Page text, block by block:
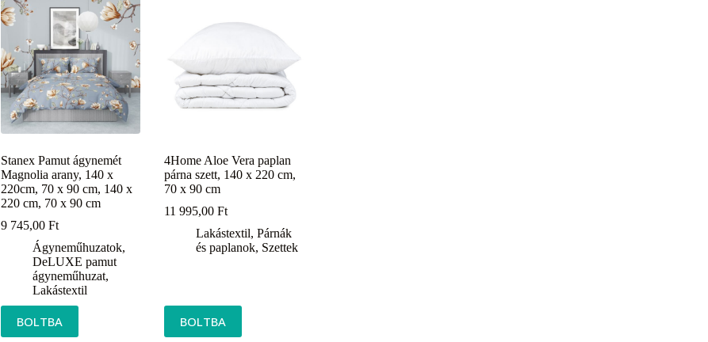
Stanex Pamut ágynemét
Magnolia arany, 140 x
220cm, 70 x 90 cm, 140 x
220 cm, 70 x 90 cm
9 745,00Ft
Ágyneműhuzatok,
DeLUXE pamut
ágyneműhuzat,
Lakástextil
BOLTBA
4Home Aloe Vera paplan
párna szett, 140 x 220 cm,
70 x 90 cm
11 995,00Ft
Lakástextil,Párnák
és paplanok, Szettek
BOLTBA